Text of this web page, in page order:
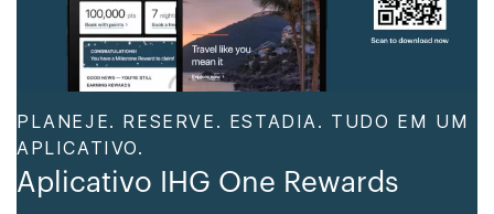
PLANEJE. RESERVE. ESTADIA. TUDO EM UM
APLICATIVO.
Aplicativo IHG One Rewards